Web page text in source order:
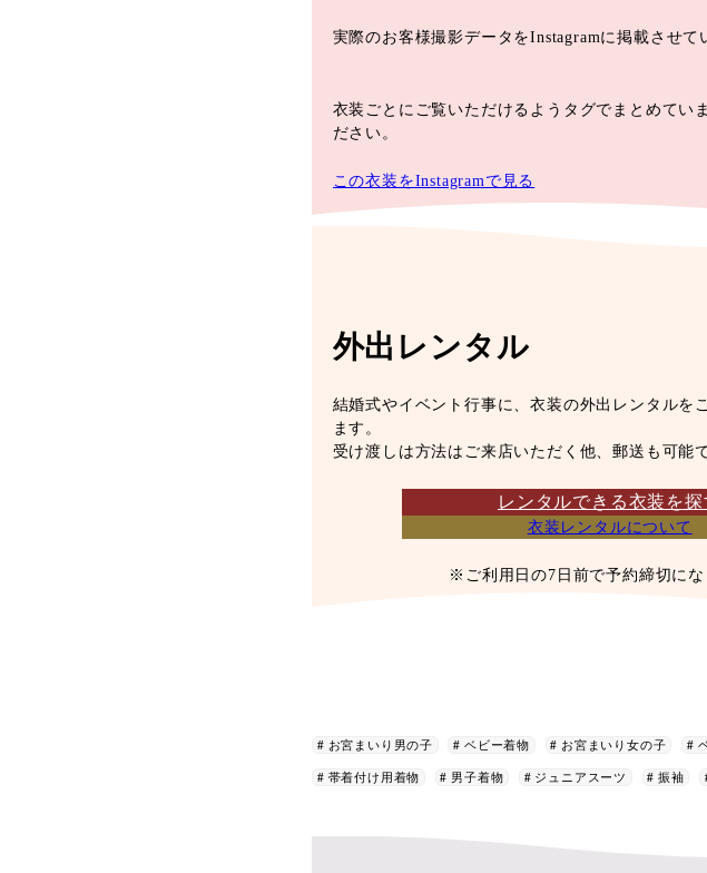
実際のお客様撮影データをInstagramに掲載させて
衣装ごとにご覧いただけるようタグでまとめてい
ださい。
この衣装をInstagramで見る
外出レンタル
結婚式やイベント行事に、衣装の外出レンタルを
ます。
受け渡しは方法はご来店いただく他、郵送も可能
レンタルできる衣装を探
衣装レンタルについて
※ご利用日の7日前で予約締切にな
お宮まいり男の子 ベビー着物 お宮まいり女の子
帯着付け用着物 男子着物 ジュニアスーツ 振袖